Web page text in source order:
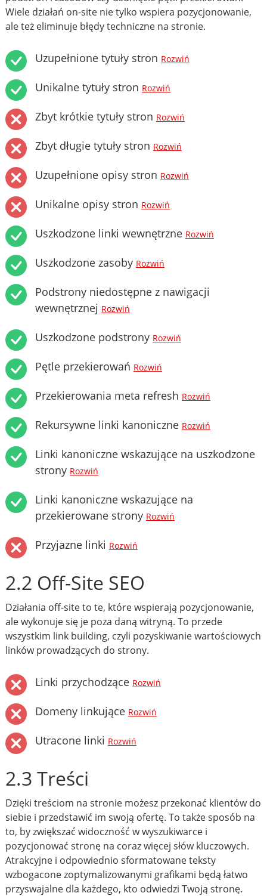
Wiele działań on-site nie tylko wspiera pozycjonowanie,
ale też eliminuje błędy techniczne na stronie.
Uzupełnione tytuły stron Rozwiń
Unikalne tytuły stron Rozwiń
Zbyt krótkie tytuły stron Rozwiń
Zbyt długie tytuły stron Rozwiń
Uzupełnione opisy stron Rozwiń
Unikalne opisy stron Rozwiń
Uszkodzone linki wewnętrzne Rozwiń
Uszkodzone zasoby Rozwiń
Podstrony niedostępne z nawigacji
wewnętrznej Rozwiń
Uszkodzone podstrony Rozwiń
Pętle przekierowań Rozwiń
Przekierowania meta refresh Rozwiń
Rekursywne linki kanoniczne Rozwiń
Linki kanoniczne wskazujące na uszkodzone
strony Rozwiń
Linki kanoniczne wskazujące na
przekierowane strony Rozwiń
Przyjazne linki Rozwiń
2.2 Off-Site SEO
Działania off-site to te, które wspierają pozycjonowanie,
ale wykonuje się je poza daną witryną. To przede
wszystkim link building, czyli pozyskiwanie wartościowych
linków prowadzących do strony.
Linki przychodzące Rozwiń
Domeny linkujące Rozwiń
Utracone linki Rozwiń
2.3 Treści
Dzięki treściom na stronie możesz przekonać klientów do
siebie i przedstawić im swoją ofertę. To także sposób na
to, by zwiększać widoczność w wyszukiwarce i
pozycjonować stronę na coraz więcej słów kluczowych.
Atrakcyjne i odpowiednio sformatowane teksty
wzbogacone zoptymalizowanymi grafikami będą łatwo
przyswajalne dla każdego, kto odwiedzi Twoją stronę.